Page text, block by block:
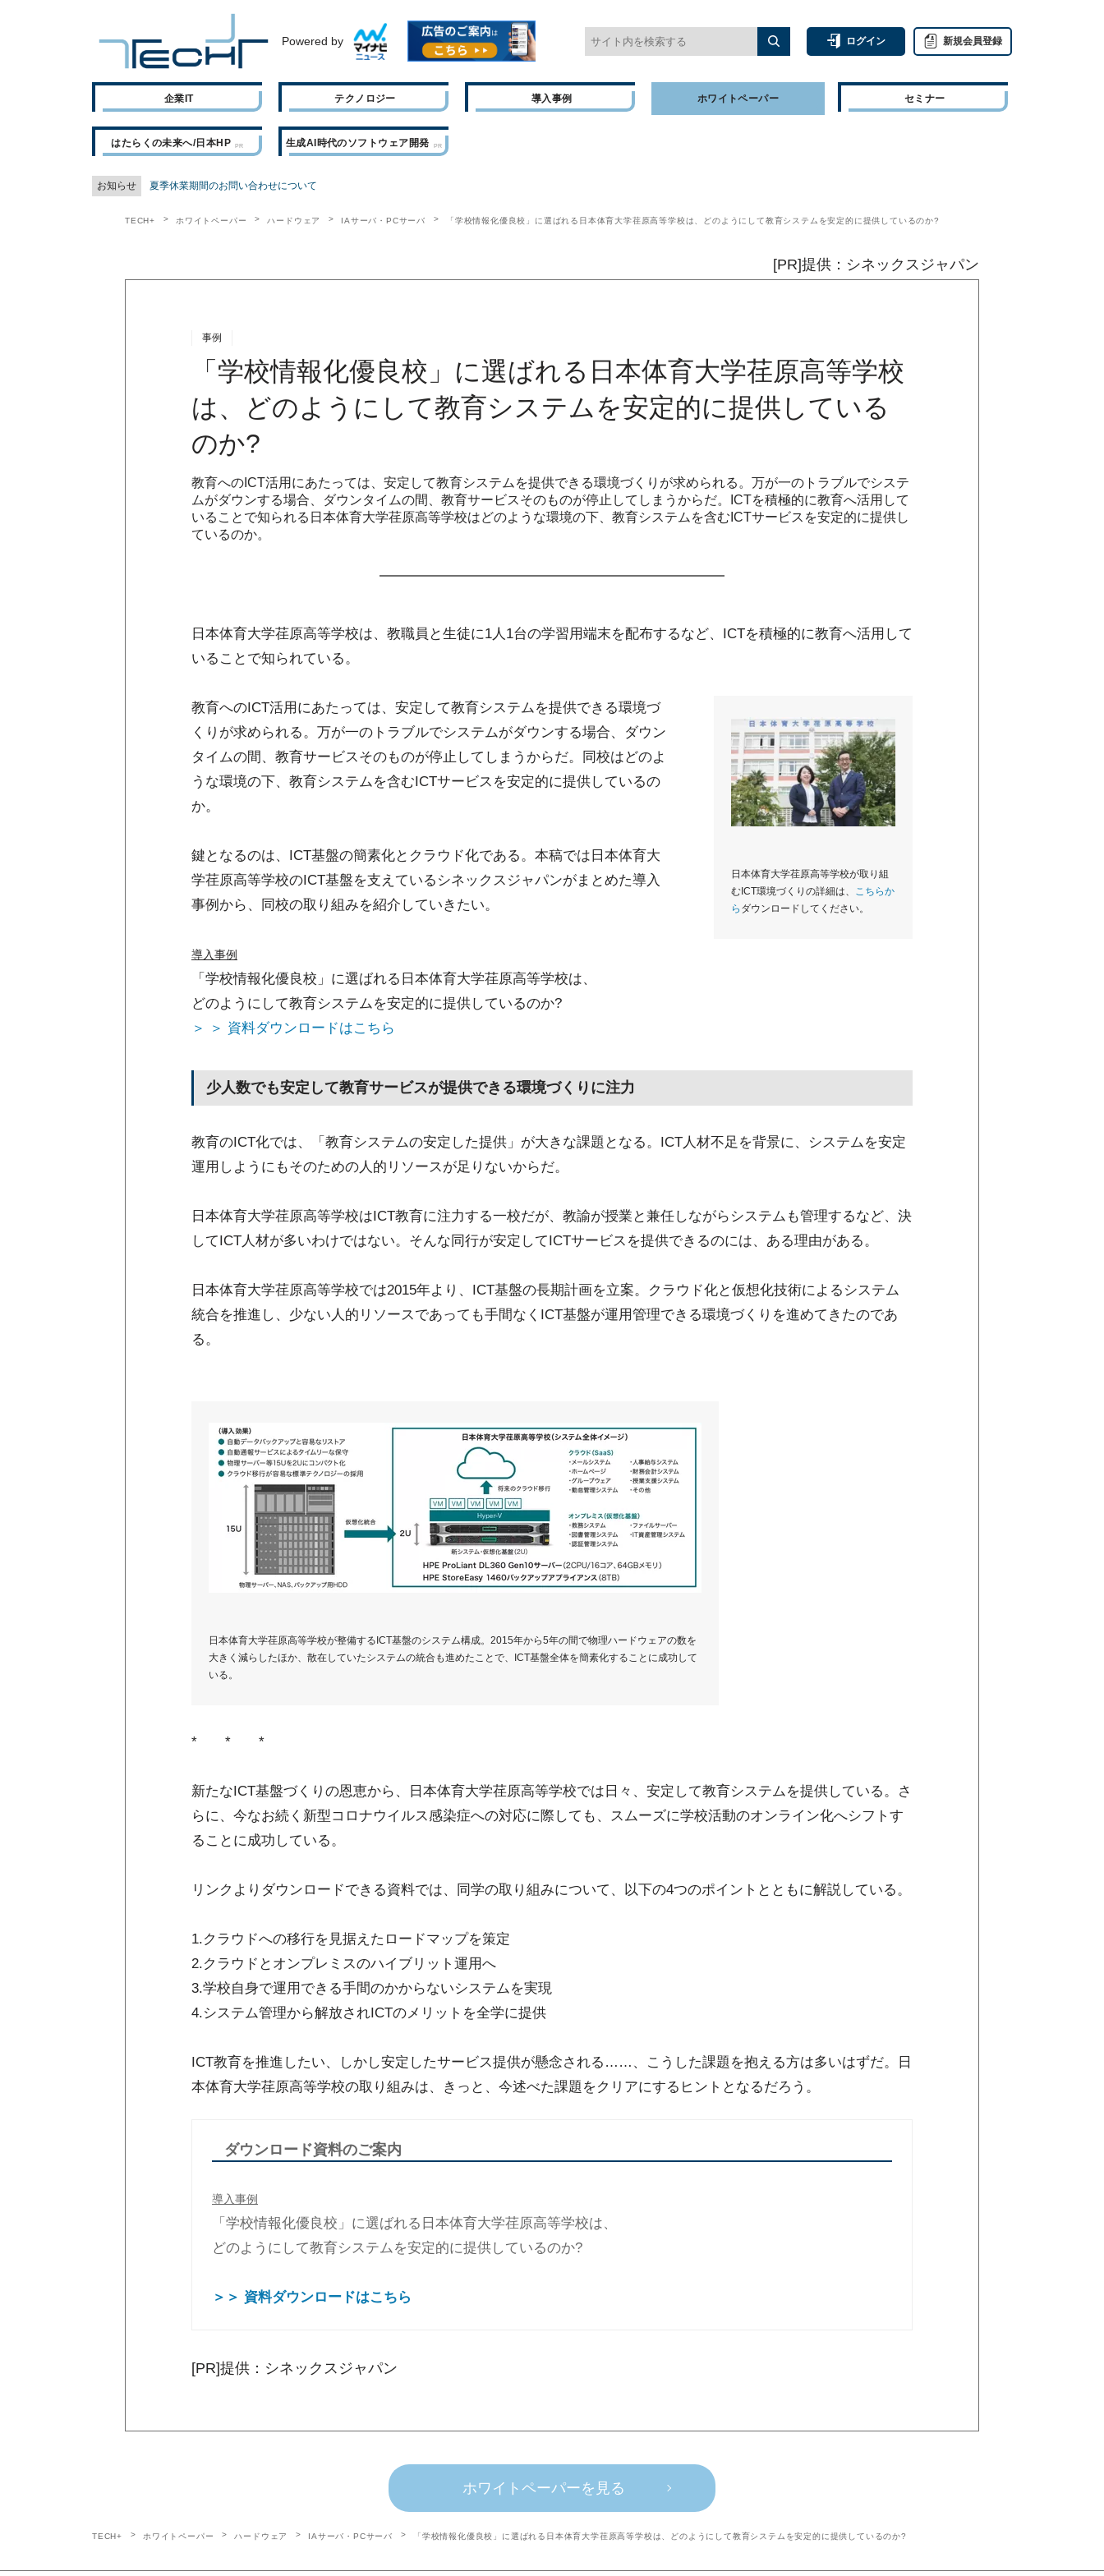
Powered by ログイン 新規会員登録
企業IT テクノロジー 導入事例 ホワイトペーパー セミナー
はたらくの未来へ/日本HP 生成AI時代のソフトウェア開発
お知らせ 夏季休業期間のお問い合わせについて
TECH+ ホワイトペーパー ハードウェア IAサーバ・PCサーバ 「学校情報化優良校」に選ばれる日本体育大学荏原高等学校は、どのようにして教育システムを安定的に提供しているのか?
[PR]提供：シネックスジャパン
事例
「学校情報化優良校」に選ばれる日本体育大学荏原高等学校
は、どのようにして教育システムを安定的に提供している
のか?
教育へのICT活用にあたっては、安定して教育システムを提供できる環境づくりが求められる。万が一のトラブルでシステ
ムがダウンする場合、ダウンタイムの間、教育サービスそのものが停止してしまうからだ。ICTを積極的に教育へ活用して
いることで知られる日本体育大学荏原高等学校はどのような環境の下、教育システムを含むICTサービスを安定的に提供し
ているのか。
日本体育大学荏原高等学校は、教職員と生徒に1人1台の学習用端末を配布するなど、ICTを積極的に教育へ活用して
いることで知られている。
日本体育大学荏原高等学校が取り組
むICT環境づくりの詳細は、 こちらか
ら ダウンロードしてください。
教育へのICT活用にあたっては、安定して教育システムを提供できる環境づ
くりが求められる。万が一のトラブルでシステムがダウンする場合、ダウン
タイムの間、教育サービスそのものが停止してしまうからだ。同校はどのよ
うな環境の下、教育システムを含むICTサービスを安定的に提供しているの
か。
鍵となるのは、ICT基盤の簡素化とクラウド化である。本稿では日本体育大
学荏原高等学校のICT基盤を支えているシネックスジャパンがまとめた導入
事例から、同校の取り組みを紹介していきたい。
導入事例
「学校情報化優良校」に選ばれる日本体育大学荏原高等学校は、
どのようにして教育システムを安定的に提供しているのか?
＞ ＞ 資料ダウンロードはこちら
少人数でも安定して教育サービスが提供できる環境づくりに注力
教育のICT化では、「教育システムの安定した提供」が大きな課題となる。ICT人材不足を背景に、システムを安定
運用しようにもそのための人的リソースが足りないからだ。
日本体育大学荏原高等学校はICT教育に注力する一校だが、教諭が授業と兼任しながらシステムも管理するなど、決
してICT人材が多いわけではない。そんな同行が安定してICTサービスを提供できるのには、ある理由がある。
日本体育大学荏原高等学校では2015年より、ICT基盤の長期計画を立案。クラウド化と仮想化技術によるシステム
統合を推進し、少ない人的リソースであっても手間なくICT基盤が運用管理できる環境づくりを進めてきたのであ
る。
日本体育大学荏原高等学校が整備するICT基盤のシステム構成。2015年から5年の間で物理ハードウェアの数を
大きく減らしたほか、散在していたシステムの統合も進めたことで、ICT基盤全体を簡素化することに成功して
いる。
* * *
新たなICT基盤づくりの恩恵から、日本体育大学荏原高等学校では日々、安定して教育システムを提供している。さ
らに、今なお続く新型コロナウイルス感染症への対応に際しても、スムーズに学校活動のオンライン化へシフトす
ることに成功している。
リンクよりダウンロードできる資料では、同学の取り組みについて、以下の4つのポイントとともに解説している。
1.クラウドへの移行を見据えたロードマップを策定
2.クラウドとオンプレミスのハイブリット運用へ
3.学校自身で運用できる手間のかからないシステムを実現
4.システム管理から解放されICTのメリットを全学に提供
ICT教育を推進したい、しかし安定したサービス提供が懸念される……、こうした課題を抱える方は多いはずだ。日
本体育大学荏原高等学校の取り組みは、きっと、今述べた課題をクリアにするヒントとなるだろう。
ダウンロード資料のご案内
導入事例
「学校情報化優良校」に選ばれる日本体育大学荏原高等学校は、
どのようにして教育システムを安定的に提供しているのか?
＞＞ 資料ダウンロードはこちら
[PR]提供：シネックスジャパン
ホワイトペーパーを見る
TECH+ ホワイトペーパー ハードウェア IAサーバ・PCサーバ 「学校情報化優良校」に選ばれる日本体育大学荏原高等学校は、どのようにして教育システムを安定的に提供しているのか?